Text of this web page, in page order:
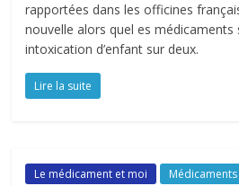
rapportées dans les officines
nouvelle alors quel es médicaments
intoxication d’enfant sur deux.
Lire la suite
Le médicament et moi Médicaments